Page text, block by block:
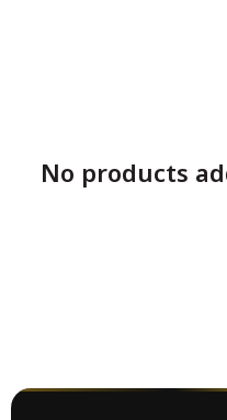
No products